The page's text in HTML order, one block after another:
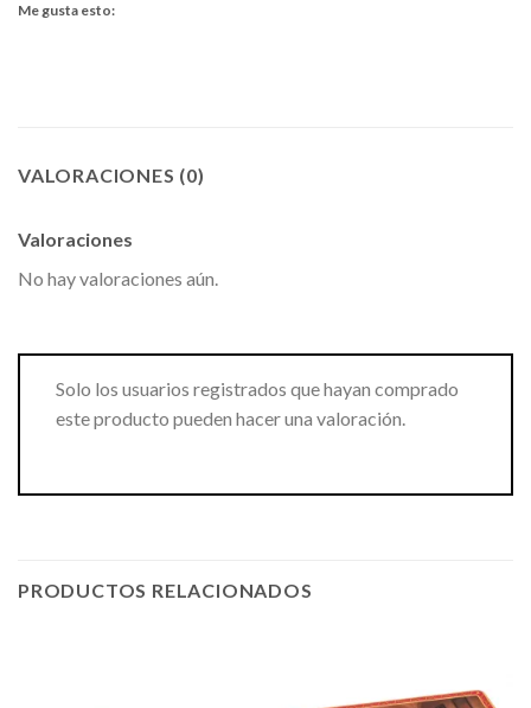
Me gusta esto:
VALORACIONES (0)
Valoraciones
No hay valoraciones aún.
Solo los usuarios registrados que hayan comprado
este producto pueden hacer una valoración.
PRODUCTOS RELACIONADOS